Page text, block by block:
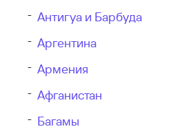
Антигуа и Барбуда
Аргентина
Армения
Афганистан
Багамы